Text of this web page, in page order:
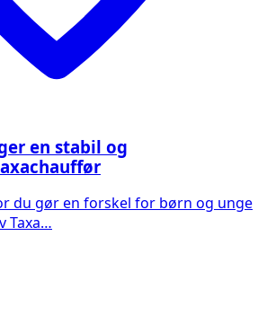
en stabil og
du gør en forskel for børn og unge
Taxa…